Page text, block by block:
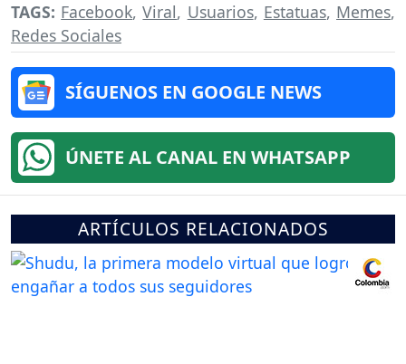
TAGS: Facebook,Viral, Usuarios, Estatuas, Memes,
Redes Sociales
SÍGUENOS EN GOOGLE NEWS
ÚNETE AL CANAL EN WHATSAPP
ARTÍCULOS RELACIONADOS